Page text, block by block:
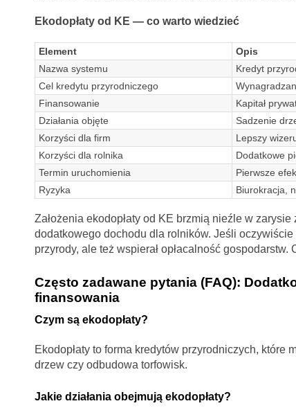
Ekodopłaty od KE — co warto wiedzieć
Element
Opis
Nazwa systemu
Kredyt
Cel kredytu przyrodniczego
Finansowanie
Kapitał
Działania objęte
Sadzenie
Korzyści dla firm
Lepszy
Korzyści dla rolnika
Dodatkowe
Termin uruchomienia
Pierwsze
Ryzyka
Biurokracja,
Założenia ekodopłaty od KE brzmią nieźle w
dodatkowego dochodu dla rolników. Jeśli
przyrody, ale też wspierał opłacalność
Często zadawane pytania (FAQ):
finansowania
Czym są ekodopłaty?
Ekodopłaty to forma kredytów przyrodniczych,
drzew czy odbudowa torfowisk.
Jakie działania obejmują ekodopłaty?